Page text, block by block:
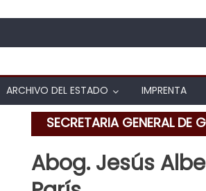
ARCHIVO DEL ESTADO IMPRENTA
SECRETARIA GENERAL DE
Abog. Jesús